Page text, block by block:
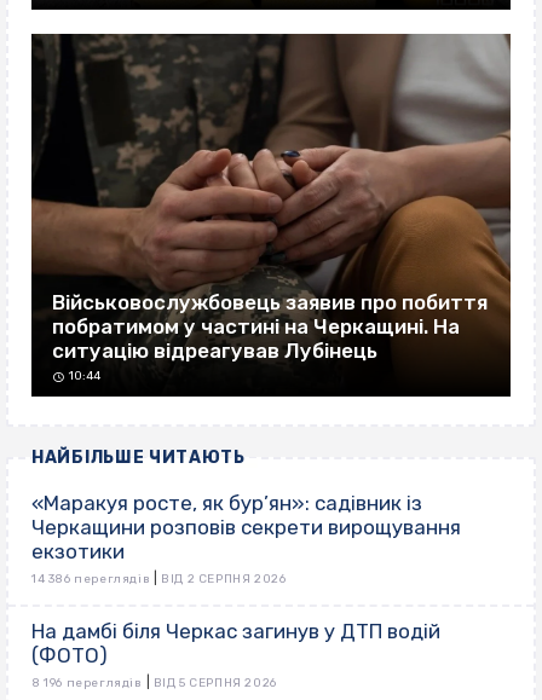
Військовослужбовець заявив про побиття
побратимом у частині на Черкащині. На
ситуацію відреагував Лубінець
10:44
НАЙБІЛЬШЕ ЧИТАЮТЬ
«Маракуя росте, як бур’ян»: садівник із
Черкащини розповів секрети вирощування
екзотики
14 386 переглядів ВІД 2 СЕРПНЯ 2026
На дамбі біля Черкас загинув у ДТП водій
(ФОТО)
8 196 переглядів ВІД 5 СЕРПНЯ 2026